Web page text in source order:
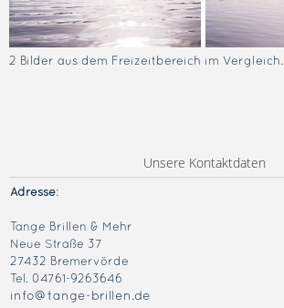
2 Bilder aus dem Freizeitbereich im Vergleich.
Unsere Kontaktdaten
Adresse:
Tange Brillen & Mehr
Neue Straße 37
27432 Bremervörde
Tel. 04761-9263646
info@tange-brillen.de